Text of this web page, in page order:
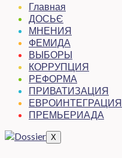
Главная
ДОСЬЄ
МНЕНИЯ
ФЕМИДА
ВЫБОРЫ
КОРРУПЦИЯ
РЕФОРМА
ПРИВАТИЗАЦИЯ
ЕВРОИНТЕГРАЦИЯ
ПРЕМЬЕРИАДА
X